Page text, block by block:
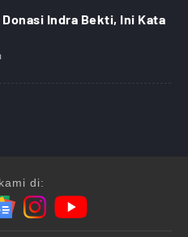
Indra Bekti, Ini Kata
di: